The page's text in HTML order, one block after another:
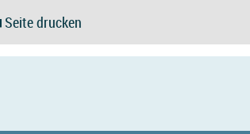
Seite drucken